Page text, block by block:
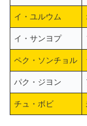
イ・ユルウム
イ・サンヨプ
ペク・ソンチョル
パク・ジヨン
チュ・ボビ